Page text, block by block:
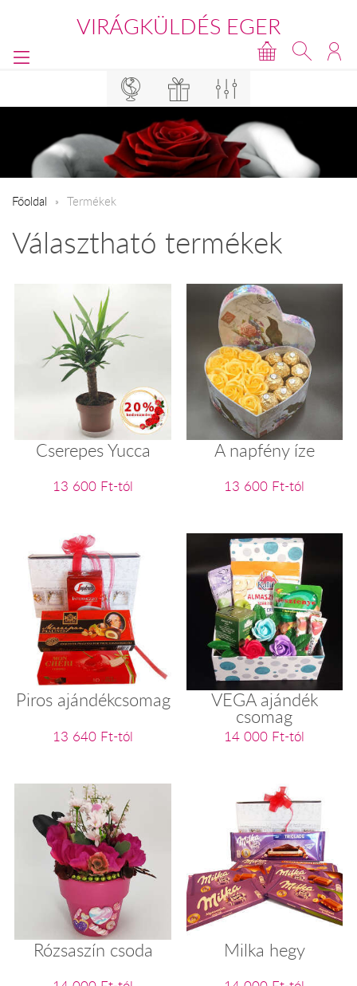
VIRÁGKÜLDÉS EGER
Főoldal Termékek
Választható termékek
Cserepes Yucca
13 600 Ft-tól
A napfény íze
13 600 Ft-tól
Piros ajándékcsomag
13 640 Ft-tól
VEGA ajándék
csomag
14 000 Ft-tól
Rózsaszín csoda Milka hegy